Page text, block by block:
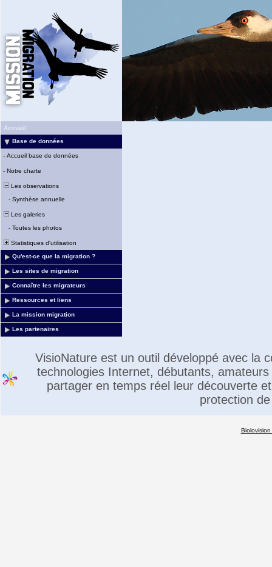
Accueil
Base de données
- Accueil base de données
- Notre charte
Les observations
- Synthèse annuelle
Les galeries
- Toutes les photos
Statistiques d'utilisation
Qu'est-ce que la migration ?
Les sites de migration
Connaître les migrateurs
Ressources et liens
La mission migration
Les partenaires
VisioNature est un outil développé avec la
technologies Internet, débutants,
partager en temps réel leur découverte
protection
Biolovision